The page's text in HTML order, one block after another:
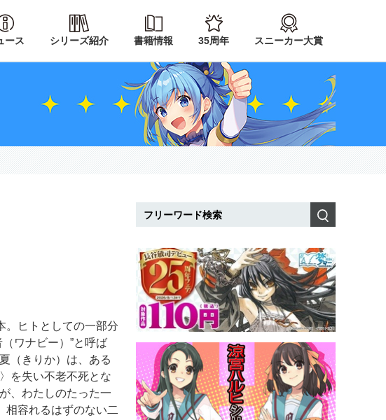
ース シリーズ紹介 書籍情報 35周年 スニーカー大賞
。ヒトとしての一部分
ワナビー）”と呼ば
（きりか）は、ある
を失い不老不死とな
、わたしのたった一
相容れるはずのない二